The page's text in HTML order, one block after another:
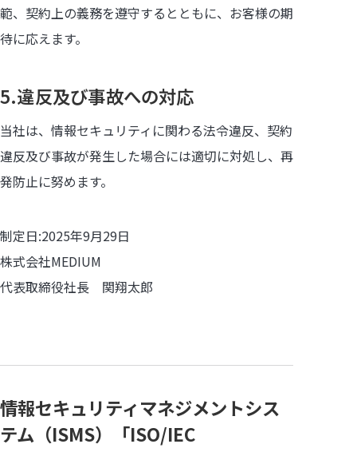
範、契約上の義務を遵守するとともに、お客様の期
待に応えます。
5.違反及び事故への対応
当社は、情報セキュリティに関わる法令違反、契約
違反及び事故が発生した場合には適切に対処し、再
発防止に努めます。
制定日:2025年9月29日
株式会社MEDIUM
代表取締役社長 関翔太郎
情報セキュリティマネジメントシス
テム（ISMS）「ISO/IEC